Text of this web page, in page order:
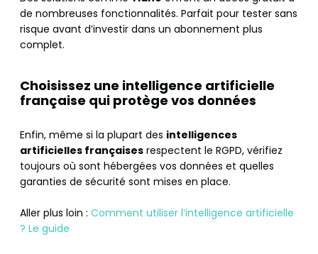
de nombreuses fonctionnalités. Parfait pour tester sans
risque avant d’investir dans un abonnement plus
complet.
Choisissez une intelligence artificielle
française qui protège vos données
Enfin, même si la plupart des intelligences
artificielles françaises respectent le RGPD, vérifiez
toujours où sont hébergées vos données et quelles
garanties de sécurité sont mises en place.
Aller plus loin : Comment utiliser l’intelligence artificielle
? Le guide